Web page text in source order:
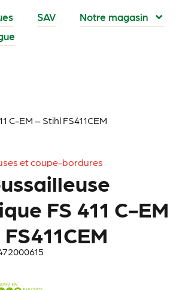
SAV
Notre magasin
C-EM – Stihl FS411CEM
et coupe-bordures
FS 411 C-EM